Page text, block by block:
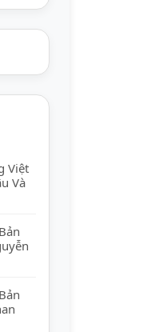
Việt
Và